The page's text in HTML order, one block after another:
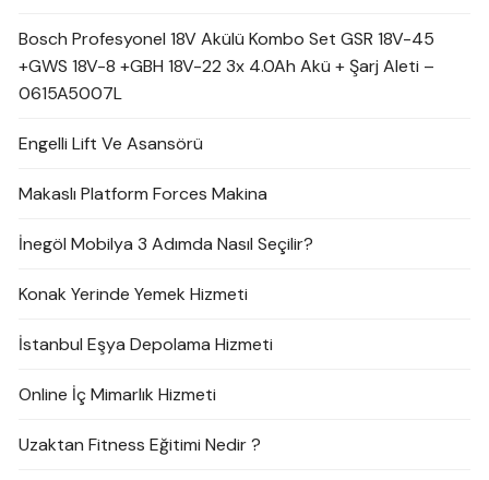
Bosch Profesyonel 18V Akülü Kombo Set GSR 18V-45
+GWS 18V-8 +GBH 18V-22 3x 4.0Ah Akü + Şarj Aleti –
0615A5007L
Engelli Lift Ve Asansörü
Makaslı Platform Forces Makina
İnegöl Mobilya 3 Adımda Nasıl Seçilir?
Konak Yerinde Yemek Hizmeti
İstanbul Eşya Depolama Hizmeti
Online İç Mimarlık Hizmeti
Uzaktan Fitness Eğitimi Nedir ?